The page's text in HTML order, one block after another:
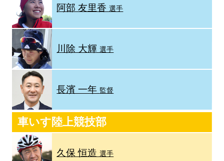
阿部 友里香選手
川除 大輝選手
長濱 一年 監督
車いす陸上競技部
久保 恒造選手